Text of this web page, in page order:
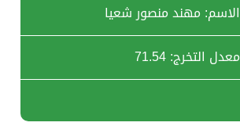
الاسم: مهند منصور شعيا
معدل التخرج: 71.54